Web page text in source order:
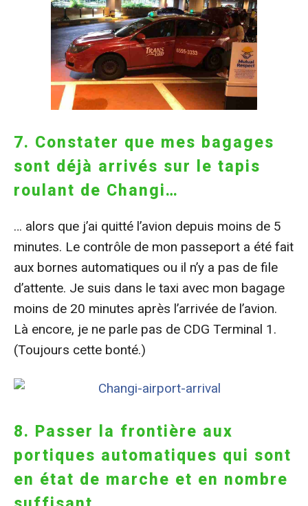
7. Constater que mes bagages
sont déjà arrivés sur le tapis
roulant de Changi…
… alors que j’ai quitté l’avion depuis moins de 5
minutes. Le contrôle de mon passeport a été fait
aux bornes automatiques ou il n’y a pas de file
d’attente. Je suis dans le taxi avec mon bagage
moins de 20 minutes après l’arrivée de l’avion.
Là encore, je ne parle pas de CDG Terminal 1.
(Toujours cette bonté.)
8. Passer la frontière aux
portiques automatiques qui sont
en état de marche et en nombre